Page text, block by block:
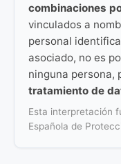
combinaciones
vinculados a
personal
asociado, no es
ninguna persona,
tratamiento de
Esta interpretación
Española de